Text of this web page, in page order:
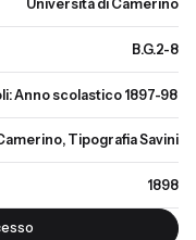
Università di Camerino
B.G.2-8
Anno scolastico 1897-98
Tipografia Savini
1898